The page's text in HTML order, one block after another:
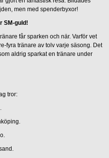
men med spenderbyxor!
SM-guld!
får sparken och när. Varför vet
fyra tränare av tolv varje säsong. Det
aldrig sparkat en tränare under
tror: